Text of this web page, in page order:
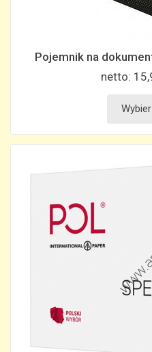
Pojemnik na
netto: